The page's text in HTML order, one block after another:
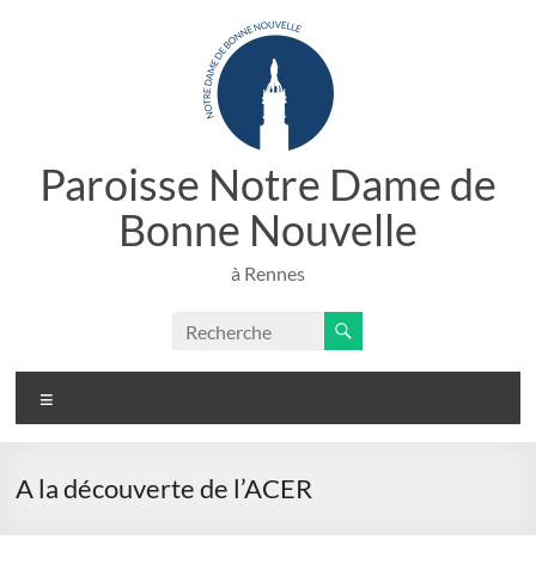
Paroisse Notre Dame de
Bonne Nouvelle
à Rennes
A la découverte de l’ACER